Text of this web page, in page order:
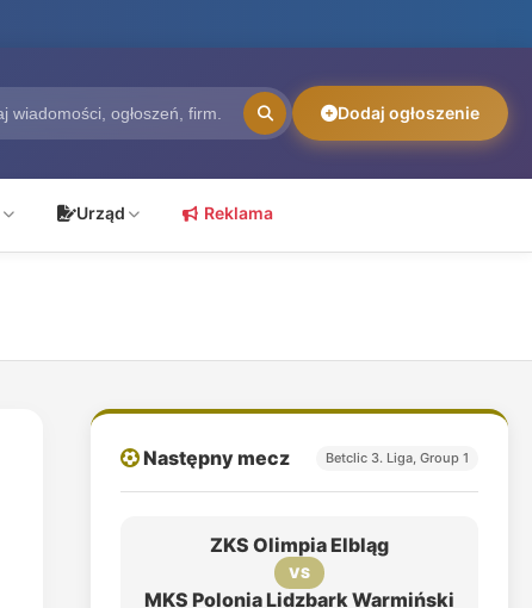
Dodaj ogłoszenie
Urząd Reklama
Następny mecz Betclic 3. Liga, Group 1
ZKS Olimpia Elbląg
VS
MKS Polonia Lidzbark Warmiński